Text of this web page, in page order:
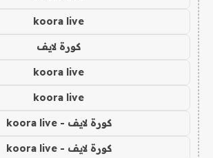
koora live
كورة لايف
koora live
koora live
كورة لايف - koora live
كورة لايف - koora live